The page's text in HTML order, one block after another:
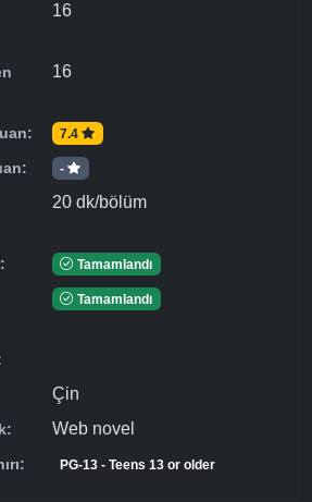
16
16
7.4
-
20 dk/bölüm
Tamamlandı
Tamamlandı
Çin
Web novel
PG-13 - Teens 13 or older